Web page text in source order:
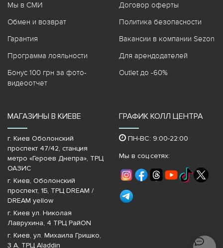
Мы в СМИ
Обмен и возврат
Гарантия
Программа лояльности
Бонус 100 грн за фото-
видеоотчет
Договор оферты
Политика безопасности
Вакансии в компании Sezon
Для арендодателей
Outlet до -60%
МАГАЗИНЫ В КИЕВЕ
г. Киев Оболонский
проспект 47/42, станция
метро «Героев Днепра»‎, ТРЦ
ОАЗИС
г. Киев, Оболонский
проспект, 1Б, ТРЦ DREAM /
DREAM yellow
г. Киев ул. Николая
Лаврухина, 4 ТРЦ РайON
г. Киев, ул. Михаила Гришко,
3 А, ТРЦ Aladdin
ГРАФИК КОЛЛ ЦЕНТРА
ПН-ВС: 9:00-22:00
Мы в соц.сетях: